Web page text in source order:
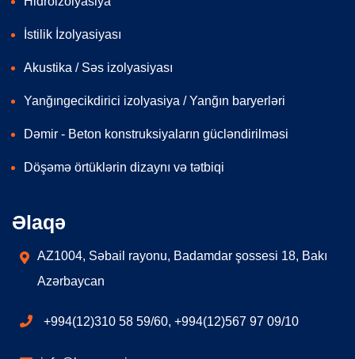
İstilik İzolyasiyası
Akustika / Səs izolyasiyası
Yanğıngecikdirici izolyasiya / Yanğın baryerləri
Dəmir - Beton konstruksiyaların gücləndirilməsi
Döşəmə örtüklərin dizaynı və tətbiqi
Əlaqə
AZ1004, Səbail rayonu, Badamdar şossesi 18, Bakı
Azərbaycan
+994(12)310 58 59/60, +994(12)567 97 09/10